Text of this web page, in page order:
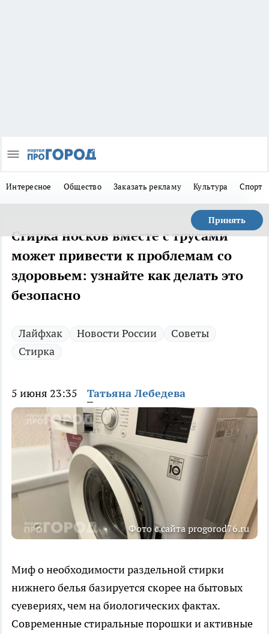
Интересное Общество Заказать рекламу Культура Спорт
Принять
Стирка носков вместе с трусами
может привести к проблемам со
здоровьем: узнайте как делать это
безопасно
Лайфхак Новости России
Советы
Стирка
5 июня 23:35 Татьяна Лебедева
Фото с сайта progorod76.ru
Миф о необходимости раздельной стирки
нижнего белья базируется скорее на бытовых
суевериях, чем на биологических фактах.
Современные стиральные порошки и активные